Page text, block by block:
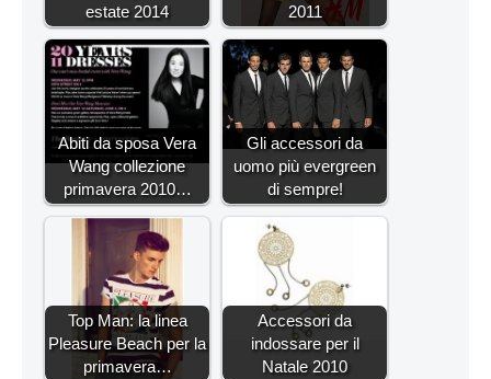
estate 2014
2011
Abiti da sposa Vera
Wang collezione
primavera 2010…
Gli accessori da
uomo più evergreen
di sempre!
Top Man: la linea
Pleasure Beach per la
primavera…
Accessori da
indossare per il
Natale 2010